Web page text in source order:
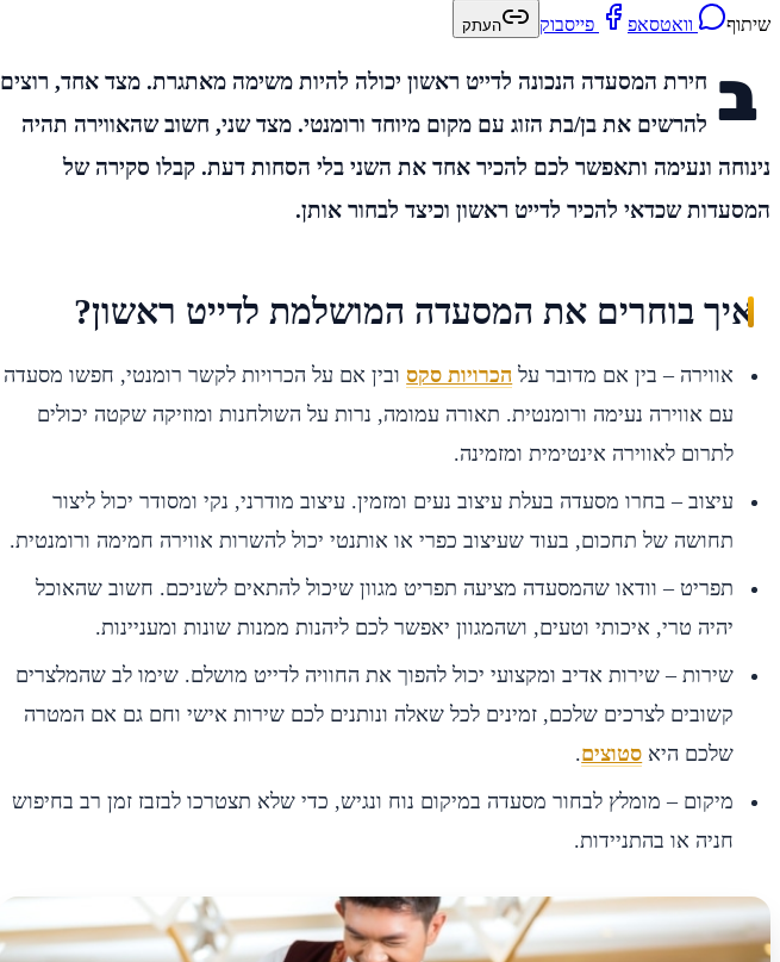
שיתוף
וואטסאפ פייסבוק העתק
ב חירת המסעדה הנכונה לדייט ראשון יכולה להיות משימה מאתגרת. מצד אחד, רוצים
להרשים את בן/בת הזוג עם מקום מיוחד ורומנטי. מצד שני, חשוב שהאווירה תהיה
נינוחה ונעימה ותאפשר לכם להכיר אחד את השני בלי הסחות דעת. קבלו סקירה של
המסעדות שכדאי להכיר לדייט ראשון וכיצד לבחור אותן.
איך בוחרים את המסעדה המושלמת לדייט ראשון?
אווירה – בין אם מדובר על הכרויות סקס ובין אם על הכרויות לקשר רומנטי, חפשו מסעדה
עם אווירה נעימה ורומנטית. תאורה עמומה, נרות על השולחנות ומוזיקה שקטה יכולים
לתרום לאווירה אינטימית ומזמינה.
עיצוב – בחרו מסעדה בעלת עיצוב נעים ומזמין. עיצוב מודרני, נקי ומסודר יכול ליצור
תחושה של תחכום, בעוד שעיצוב כפרי או אותנטי יכול להשרות אווירה חמימה ורומנטית.
תפריט – וודאו שהמסעדה מציעה תפריט מגוון שיכול להתאים לשניכם. חשוב שהאוכל
יהיה טרי, איכותי וטעים, ושהמגוון יאפשר לכם ליהנות ממנות שונות ומעניינות.
שירות – שירות אדיב ומקצועי יכול להפוך את החוויה לדייט מושלם. שימו לב שהמלצרים
קשובים לצרכים שלכם, זמינים לכל שאלה ונותנים לכם שירות אישי וחם גם אם המטרה
שלכם היא סטוצים.
מיקום – מומלץ לבחור מסעדה במיקום נוח ונגיש, כדי שלא תצטרכו לבזבז זמן רב בחיפוש
חניה או בהתניידות.